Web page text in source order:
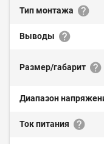
Тип монтажа
Выводы
Размер/габарит
Диапазон
Ток питания